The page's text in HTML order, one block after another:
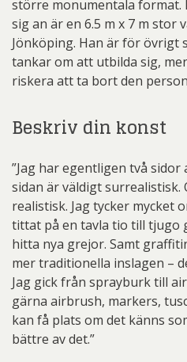
större monumentala format.
sig an är en 6.5 m x 7 m stor
Jönköping. Han är för övrigt
tankar om att utbilda sig,
riskera att ta bort den
Beskriv din konst
”Jag har egentligen två sidor
sidan är väldigt surrealistisk.
realistisk. Jag tycker mycket
tittat på en tavla tio till tjugo
hitta nya grejor. Samt
mer traditionella inslagen –
Jag gick från sprayburk till
gärna airbrush, markers,
kan få plats om det känns
bättre av det.”